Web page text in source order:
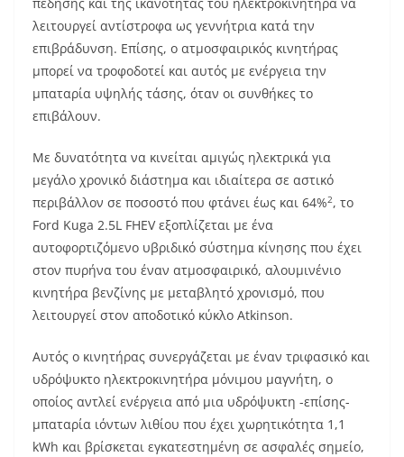
πέδησης και της ικανότητας του ηλεκτροκινητήρα να
λειτουργεί αντίστροφα ως γεννήτρια κατά την
επιβράδυνση. Επίσης, ο ατμοσφαιρικός κινητήρας
μπορεί να τροφοδοτεί και αυτός με ενέργεια την
μπαταρία υψηλής τάσης, όταν οι συνθήκες το
επιβάλουν.
Με δυνατότητα να κινείται αμιγώς ηλεκτρικά για
μεγάλο χρονικό διάστημα και ιδιαίτερα σε αστικό
περιβάλλον σε ποσοστό που φτάνει έως και 64%2, το
Ford Kuga 2.5L FHEV εξοπλίζεται με ένα
αυτοφορτιζόμενο υβριδικό σύστημα κίνησης που έχει
στον πυρήνα του έναν ατμοσφαιρικό, αλουμινένιο
κινητήρα βενζίνης με μεταβλητό χρονισμό, που
λειτουργεί στον αποδοτικό κύκλο Atkinson.
Αυτός ο κινητήρας συνεργάζεται με έναν τριφασικό και
υδρόψυκτο ηλεκτροκινητήρα μόνιμου μαγνήτη, ο
οποίος αντλεί ενέργεια από μια υδρόψυκτη -επίσης-
μπαταρία ιόντων λιθίου που έχει χωρητικότητα 1,1
kWh και βρίσκεται εγκατεστημένη σε ασφαλές σημείο,